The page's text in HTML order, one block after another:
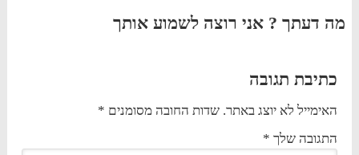
מה דעתך ? אני רוצה לשמוע אותך
כתיבת תגובה
האימייל לא יוצג באתר. שדות החובה מסומנים *
התגובה שלך *